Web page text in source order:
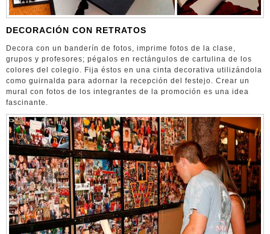
DECORACIÓN CON RETRATOS
Decora con un banderín de fotos, imprime fotos de la clase,
grupos y profesores; pégalos en rectángulos de cartulina de los
colores del colegio. Fija éstos en una cinta decorativa utilizándola
como guirnalda para adornar la recepción del festejo. Crear un
mural con fotos de los integrantes de la promoción es una idea
fascinante.